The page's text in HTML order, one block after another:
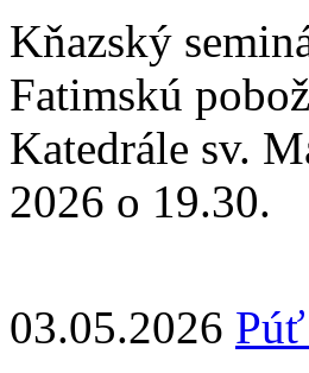
Kňazský
Fatimskú
Katedrále sv.
2026 o 19.30.
03.05.2026